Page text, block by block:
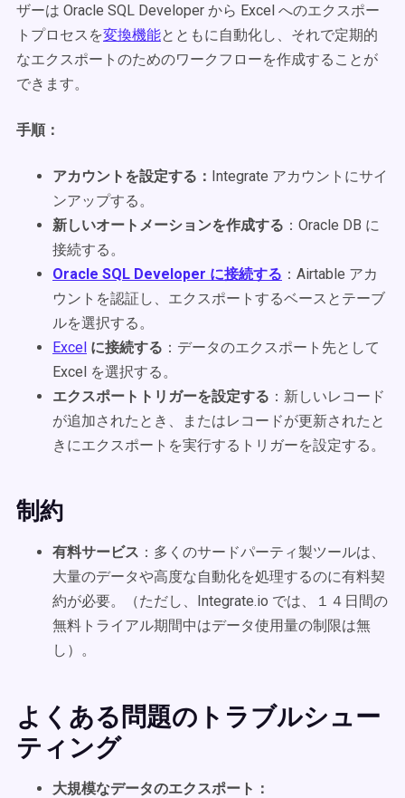
ザーは Oracle SQL Developer から Excel へのエクスポー
トプロセスを変換機能とともに自動化し、それで定期的
なエクスポートのためのワークフローを作成することが
できます。
手順：
アカウントを設定する： Integrate アカウントにサイ
ンアップする。
新しいオートメーションを作成する ：Oracle DB に
接続する。
Oracle SQL Developer に接続する ：Airtable アカ
ウントを認証し、エクスポートするベースとテーブ
ルを選択する。
Excel に接続する ：データのエクスポート先として
Excel を選択する。
エクスポートトリガーを設定する ：新しいレコード
が追加されたとき、またはレコードが更新されたと
きにエクスポートを実行するトリガーを設定する。
制約
有料サービス ：多くのサードパーティ製ツールは、
大量のデータや高度な自動化を処理するのに有料契
約が必要。（ただし、Integrate.io では、１４日間の
無料トライアル期間中はデータ使用量の制限は無
し）。
よくある問題のトラブルシュー
ティング
大規模なデータのエクスポート：